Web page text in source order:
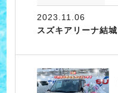
2023.11.06
スズキアリーナ結城